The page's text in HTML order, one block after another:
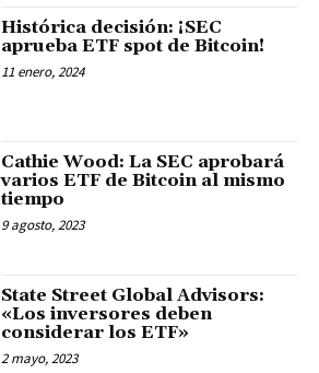
Histórica decisión: ¡SEC
aprueba ETF spot de Bitcoin!
11 enero, 2024
Cathie Wood: La SEC aprobará
varios ETF de Bitcoin al mismo
tiempo
9 agosto, 2023
State Street Global Advisors:
«Los inversores deben
considerar los ETF»
2 mayo, 2023